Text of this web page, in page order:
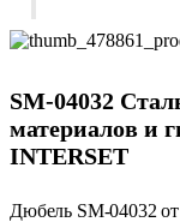
SM-04032
материалов и
INTERSET
Дюбель SM-04032